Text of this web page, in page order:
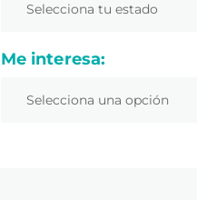
Selecciona tu estado
Me interesa:
Selecciona una opción